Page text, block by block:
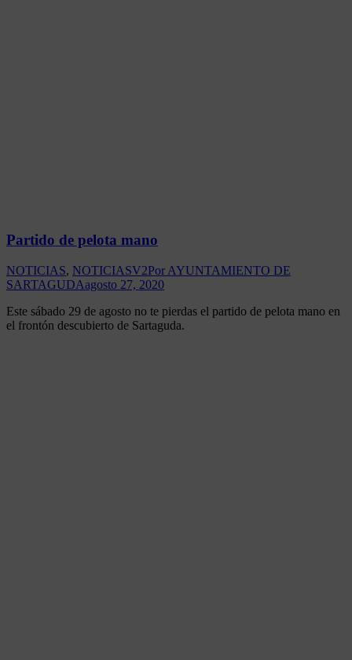
Partido de pelota mano
NOTICIAS, NOTICIASV2Por AYUNTAMIENTO DE
SARTAGUDAagosto 27, 2020
Este sábado 29 de agosto no te pierdas el partido de pelota mano en
el frontón descubierto de Sartaguda.